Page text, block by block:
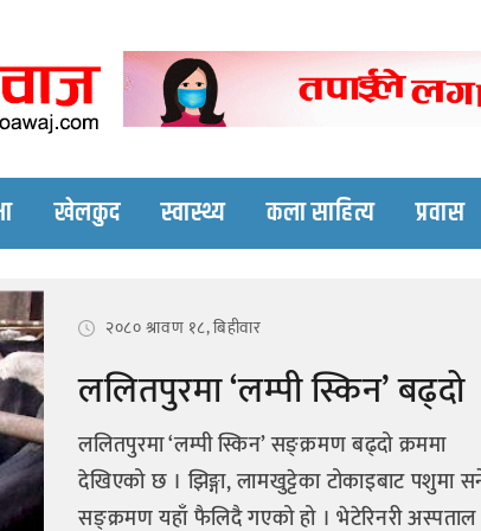
Nepali online
Nepali online news portal site
खेलकुद स्वास्थ्य कला साहित्य प्रवास
२०८० श्रावण १८, बिहीवार
ललितपुरमा ‘लम्पी स्किन’ बढ्दो
ललितपुरमा ‘लम्पी स्किन’ सङ्क्रमण बढ्दो क्रममा
देखिएको छ । झिङ्गा, लामखुट्टेका टोकाइबाट पशुमा
सङ्क्रमण यहाँ फैलिदै गएको हो । भेटेरिनरी